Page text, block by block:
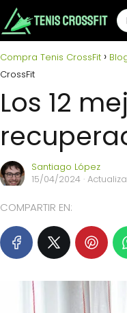
Compra Tenis CrossFit
CrossFit
Los 12
Santiago López
15/04/2024 ·
COMPARTIR EN: